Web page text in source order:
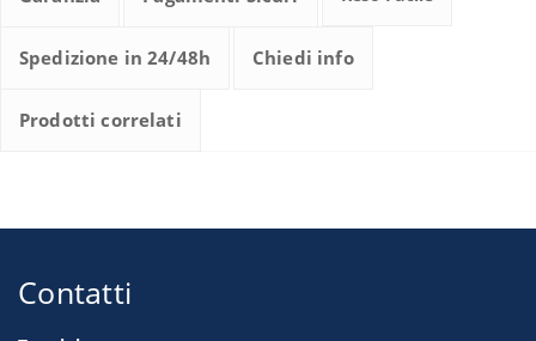
Spedizione in 24/48h Chiedi info
Prodotti correlati
Contatti